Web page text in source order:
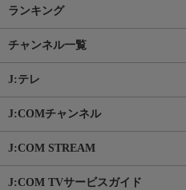
ランキング
チャンネル一覧
J:テレ
J:COMチャンネル
J:COM STREAM
J:COM TVサービスガイド